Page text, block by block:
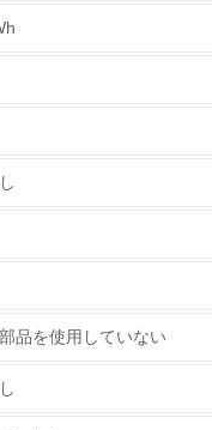
の中で行うべき環境対
導入している
資源・エネルギー
品を使用していない